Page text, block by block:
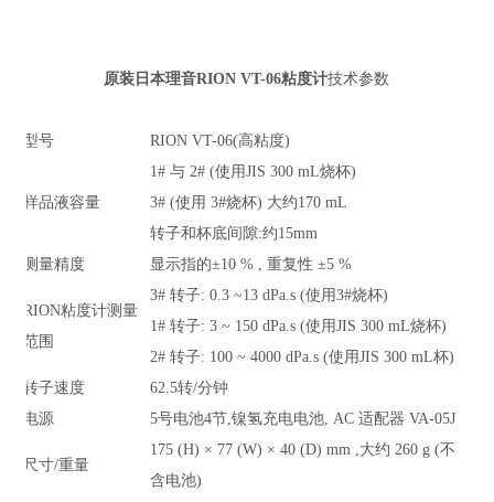
原装日本理音RION VT-06粘度计技术参数
型号 RION VT-06(高粘度)
样品液容量
1# 与2# (使用JIS 300 mL烧杯)
3# (使用3#烧杯) 大约170 mL
转子和杯底间隙:约15mm
测量精度
显示指的±10 % ,重复性 ±5 %
RION粘度计测量
范围
3# 转子: 0.3 ~13 dPa.s (使用3#烧杯)
1# 转子: 3 ~ 150 dPa.s (使用JIS 300 mL烧杯)
2# 转子: 100 ~ 4000 dPa.s (使用JIS 300 mL杯)
转子速度
62.5转/分钟
电源
5号电池4节,镍氢充电电池, AC适配器VA-05J
尺寸/重量
175 (H) × 77 (W) ×40 (D) mm ,大约260 g (不
含电池)